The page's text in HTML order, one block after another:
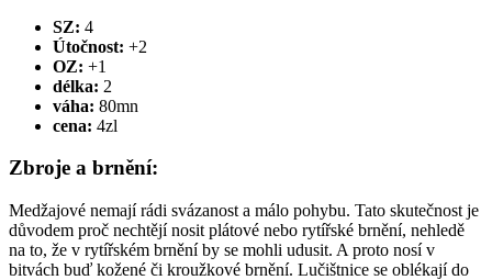
SZ: 4
Útočnost: +2
OZ: +1
délka: 2
váha: 80mn
cena: 4zl
Zbroje a brnění:
Medžajové nemají rádi svázanost a málo pohybu. Tato skutečnost je
důvodem proč nechtějí nosit plátové nebo rytířské brnění, nehledě
na to, že v rytířském brnění by se mohli udusit. A proto nosí v
bitvách buď kožené či kroužkové brnění. Lučištnice se oblékají do